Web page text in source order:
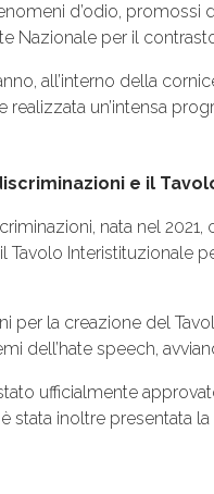
d’odio, promossi
Nazionale per il
all’interno della
realizzata un’intensa
e il
nata nel
Tavolo Interistituzionale
per la creazione del
dell’hate speech,
ufficialmente
stata inoltre presentata